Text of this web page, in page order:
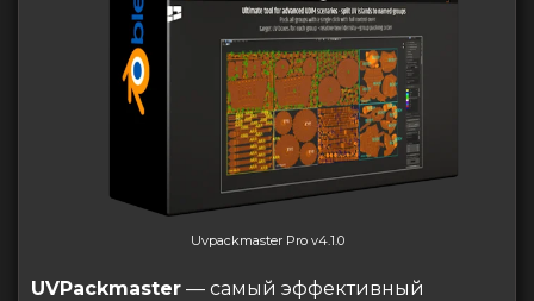
Uvpackmaster Pro v4.1.0
UVPackmaster — самый эффективный